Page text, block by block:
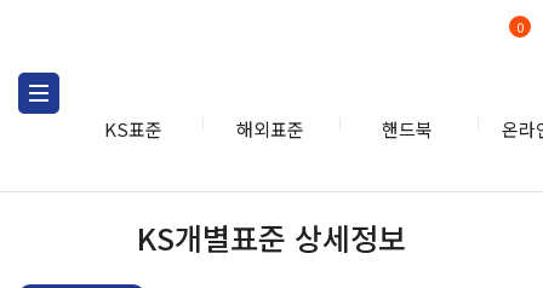
KS표준 해외표준 핸드북 온라
0
KS개별표준 상세정보